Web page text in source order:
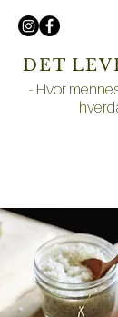
DET
- Hvor